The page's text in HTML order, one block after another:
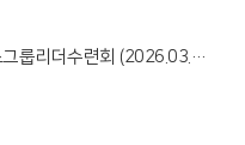
소그룹리더수련회 (2026.03.18-19)